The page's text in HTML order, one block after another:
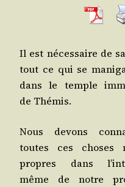
Il est néces­saire de
tout ce qui se
dans le temple
de Thémis.
Nous devons
toutes ces choses
propres dans
même de notre